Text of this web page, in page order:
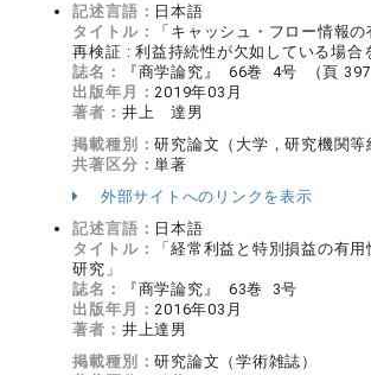
記述言語： 日本語
タイトル：
「キャッシュ・フロー情報
再検証 : 利益持続性が欠如している場合
誌名：
『商学論究』 66巻 4号 （頁 397
出版年月： 2019年03月
著者： 井上 達男
掲載種別：研究論文（大学，研究機関等
共著区分：単著
外部サイトへのリンクを表示
記述言語： 日本語
タイトル：
「経常利益と特別損益の有
研究」
誌名：
『商学論究』 63巻 3号
出版年月： 2016年03月
著者： 井上達男
掲載種別：研究論文（学術雑誌）